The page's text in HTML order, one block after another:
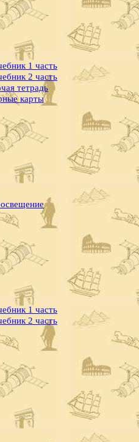
1 часть
2 часть
тетрадь
карты
1 часть
2 часть